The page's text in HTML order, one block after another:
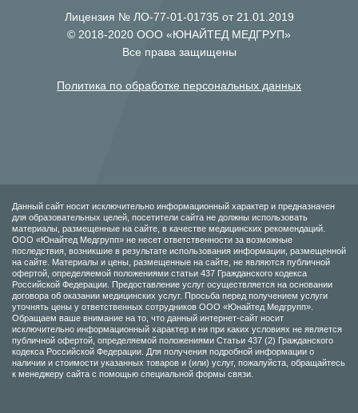
Лицензия № ЛО-77-01-01735 от 21.01.2019
© 2018-2020 ООО «ЮНАЙТЕД МЕДГРУП»
Все права защищены
Политика по обработке персональных данных
Данный сайт носит исключительно информационный характер и предназначен
для образовательных целей, посетители сайта не должны использовать
материалы, размещенные на сайте, в качестве медицинских рекомендаций.
ООО «Юнайтед Медгрупп» не несет ответственности за возможные
последствия, возникшие в результате использования информации, размещенной
на сайте. Материалы и цены, размещенные на сайте, не являются публичной
офертой, определяемой положениями статьи 437 Гражданского кодекса
Российской Федерации. Предоставление услуг осуществляется на основании
договора об оказании медицинских услуг. Просьба перед получением услуги
уточнять цены у ответственных сотрудников ООО «Юнайтед Медгрупп».
Обращаем ваше внимание на то, что данный интернет-сайт носит
исключительно информационный характер и ни при каких условиях не является
публичной офертой, определяемой положениями Статьи 437 (2) Гражданского
кодекса Российской Федерации. Для получения подробной информации о
наличии и стоимости указанных товаров и (или) услуг, пожалуйста, обращайтесь
к менеджеру сайта с помощью специальной формы связи.